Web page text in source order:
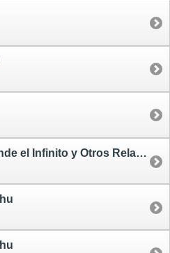
La Criatura de Allende el Infinito y Otros Relatos Lovecraftianos